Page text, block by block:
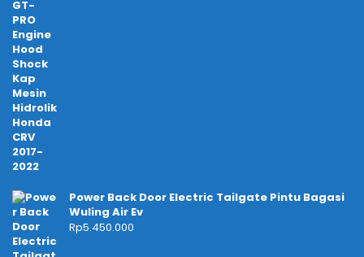
Power Back Door Electric Tailgate Pintu Bagasi
Wuling Air Ev
Rp5.450.000